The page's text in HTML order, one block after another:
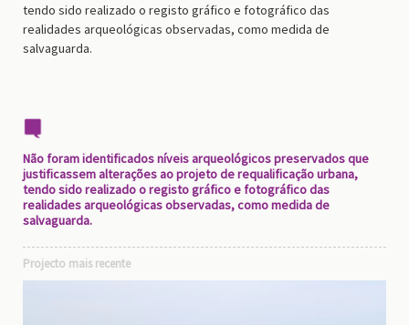
tendo sido realizado o registo gráfico e fotográfico das
realidades arqueológicas observadas, como medida de
salvaguarda.
Não foram identificados níveis arqueológicos preservados que
justificassem alterações ao projeto de requalificação urbana,
tendo sido realizado o registo gráfico e fotográfico das
realidades arqueológicas observadas, como medida de
salvaguarda.
Projecto mais recente